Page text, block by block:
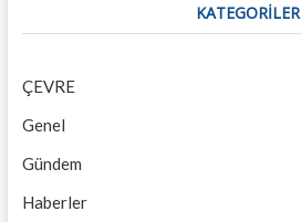
KATEGORILER
ÇEVRE
Genel
Gündem
Haberler